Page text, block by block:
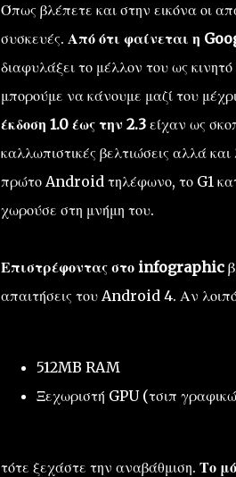
Όπως βλέπετε και στην εικόνα οι
συσκευές. Από ότι φαίνεται η
διαφυλάξει το μέλλον του ως
μπορούμε να κάνουμε μαζί του
έκδοση 1.0 έως την 2.3είχαν ως
καλλωπιστικές βελτιώσεις αλλά
πρώτο Android τηλέφωνο, το G1
χωρούσε στη μνήμη του.
Επιστρέφοντας στο infographic
απαιτήσεις του Android 4. Αν
512MB RAM
Ξεχωριστή GPU (τσιπ
τότε ξεχάστε την αναβάθμιση. Το